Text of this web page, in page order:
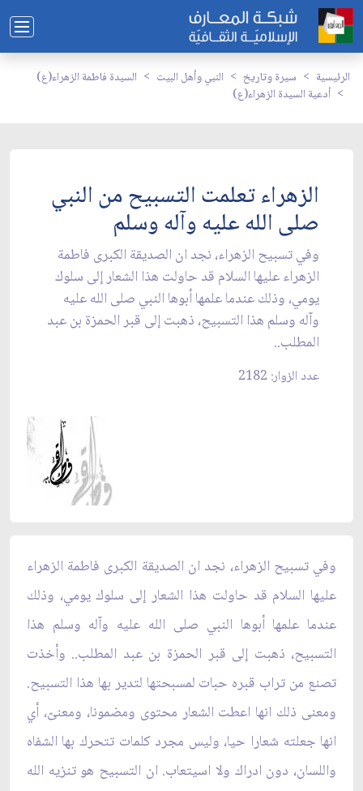
الرئيسية سيرة وتاريخ النبي وأهل البيت
السيدة فاطمة الزهراء(ع)
أدعية السيدة الزهراء(ع)
الزهراء تعلمت التسبيح من النبي
صلى الله عليه وآله وسلم
وفي تسبيح الزهراء، نجد ان الصديقة الكبرى فاطمة
الزهراء عليها السلام قد حاولت هذا الشعار إلى سلوك
يومي، وذلك عندما علمها أبوها النبي صلى الله عليه
وآله وسلم هذا التسبيح، ذهبت إلى قبر الحمزة بن عبد
المطلب..
عدد الزوار: 2182
وفي تسبيح الزهراء، نجد ان الصديقة الكبرى فاطمة الزهراء
عليها السلام قد حاولت هذا الشعار إلى سلوك يومي، وذلك
عندما علمها أبوها النبي صلى الله عليه وآله وسلم هذا
التسبيح، ذهبت إلى قبر الحمزة بن عبد المطلب.. وأخذت
تصنع من تراب قبره حبات لمسبحتها لتدير بها هذا التسبيح.
ومعنى ذلك انها اعطت الشعار محتوى ومضمونا، ومعنىّ، أي
انها جعلته شعارا حيا، وليس مجرد كلمات تتحرك بها الشفاه
واللسان، دون ادراك ولا اسيتعاب. ان التسبيح هو تنزيه الله